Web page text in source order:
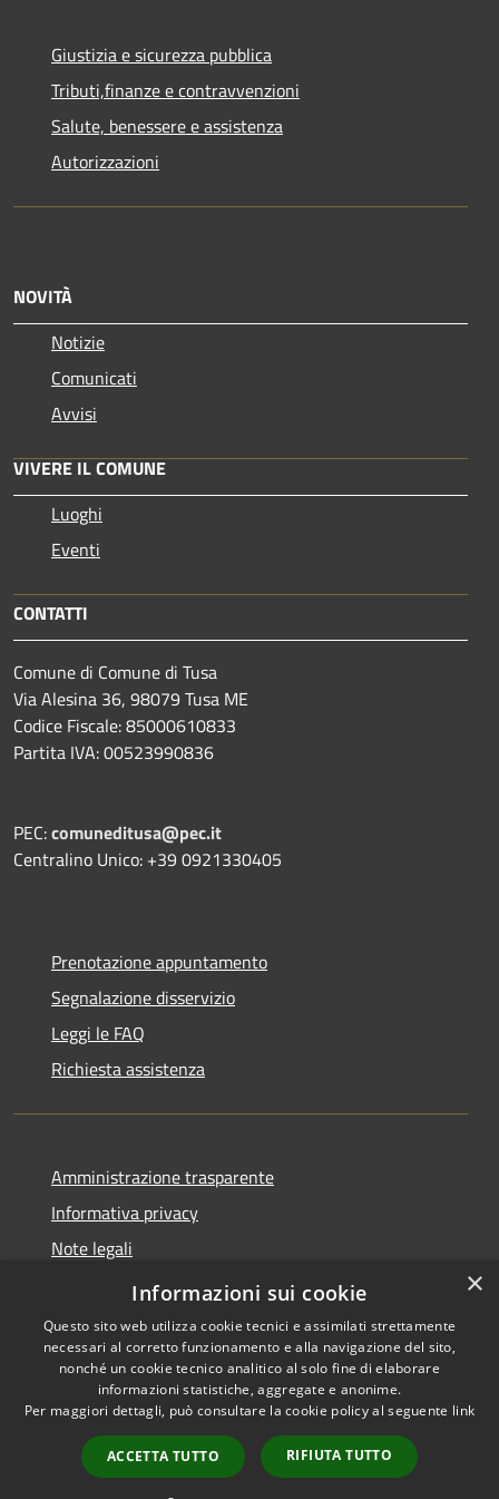
Giustizia e sicurezza pubblica
Tributi,finanze e contravvenzioni
Salute, benessere e assistenza
Autorizzazioni
NOVITÀ
Notizie
Comunicati
Avvisi
VIVERE IL COMUNE
Luoghi
Eventi
CONTATTI
Comune di Comune di Tusa
Via Alesina 36, 98079 Tusa ME
Codice Fiscale: 85000610833
Partita IVA: 00523990836
PEC:comuneditusa@pec.it
Centralino Unico: +39 0921330405
Prenotazione appuntamento
Segnalazione disservizio
Leggi le FAQ
Richiesta assistenza
Amministrazione trasparente
Informativa privacy
Note legali
Dichiarazione di accessibilità
Accessibilità
Copyright © 2026 • Comune di
Tusa • Powered by
Municipium•
Accesso
redazione
×
Informazioni sui cookie
Questo sito web utilizza cookie tecnici e assimilati strettamente
necessari al corretto funzionamento e alla navigazione del sito,
nonché un cookie tecnico analitico al solo fine di elaborare
informazioni statistiche, aggregate e anonime.
Per maggiori dettagli, può consultare la cookie policy al seguente link
ACCETTA TUTTO RIFIUTA TUTTO